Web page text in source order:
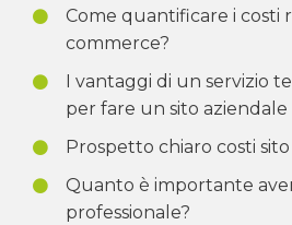
Come quantificare i costi
commerce?
I vantaggi di un servizio
per fare un sito aziendale
Prospetto chiaro costi
Quanto è importante
professionale?